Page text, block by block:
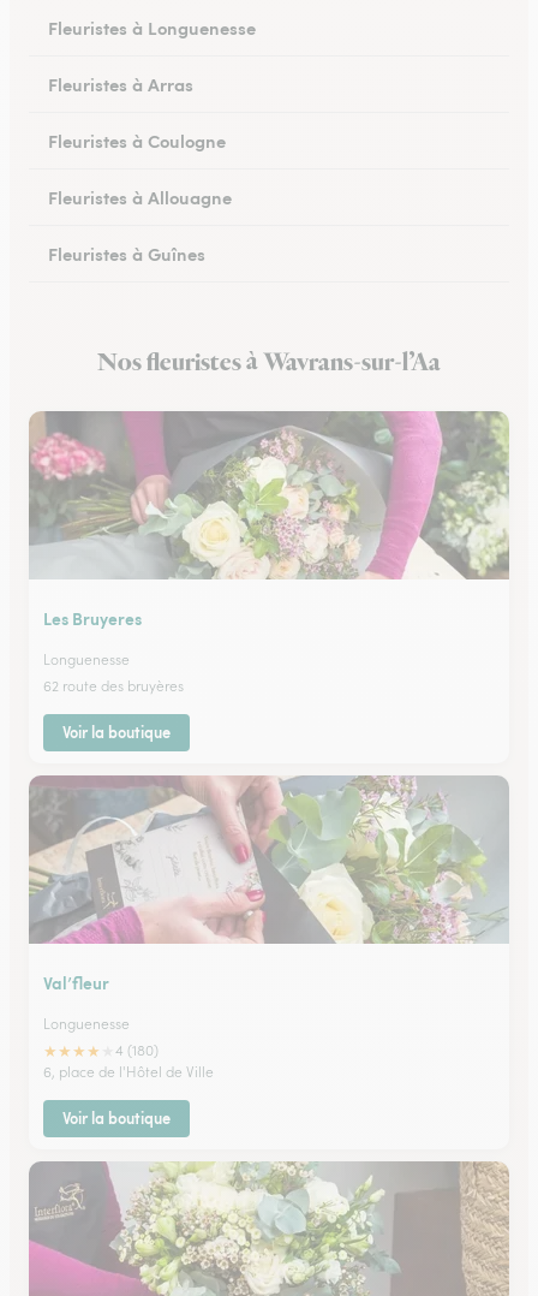
Fleuristes à Longuenesse
Fleuristes à Arras
Fleuristes à Coulogne
Fleuristes à Allouagne
Fleuristes à Guînes
Fleuristes à Rang-du-Fliers
Nos fleuristes à Wavrans-sur-l’Aa
Les Bruyeres
Longuenesse
62 route des bruyères
Voir la boutique
Val’fleur
Longuenesse
★★★★
4 (180)
6, place de l'Hôtel de Ville
Voir la boutique